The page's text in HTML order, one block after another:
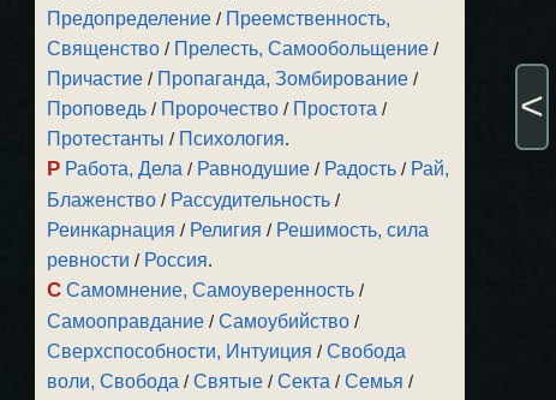
Предопределение / Преемственность,
Священство / Прелесть, Самообольщение /
Причастие / Пропаганда, Зомбирование /
Проповедь / Пророчество / Простота /
Протестанты / Психология.
Р Работа, Дела / Равнодушие / Радость / Рай,
Блаженство / Рассудительность /
Реинкарнация / Религия / Решимость, сила
ревности / Россия.
С Самомнение, Самоуверенность /
Самооправдание /Самоубийство /
Сверхспособности, Интуиция /Свобода
воли, Свобода /Святые /Секта /Семья /
<